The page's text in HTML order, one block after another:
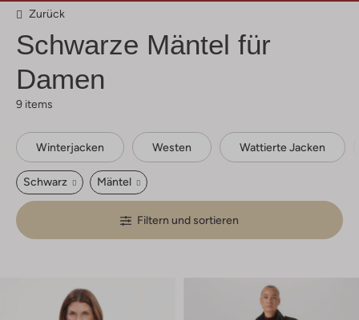
Zurück
Schwarze Mäntel für
Damen
9 items
Winterjacken Westen Wattierte Jacken
Schwarz Mäntel
Filtern und sortieren